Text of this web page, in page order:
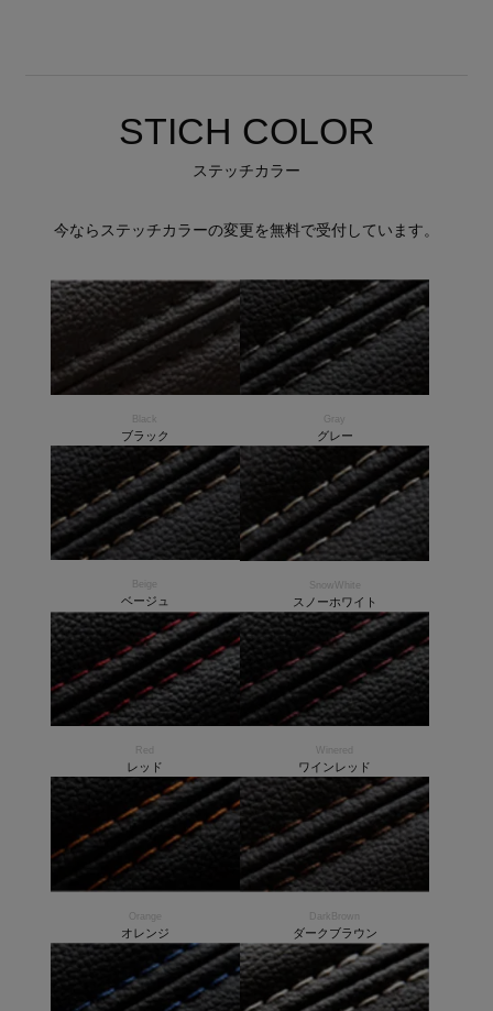
STICH COLOR
ステッチカラー
今ならステッチカラーの変更を無料で受付しています。
ブラック
Gray
グレー
ベージュ
SnowWhite
スノーホワイト
Red
レッド
Winered
ワインレッド
オレンジ
DarkBrown
ダークブラウン